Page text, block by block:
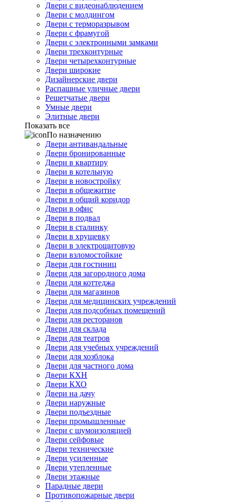
Двери с видеонаблюдением
Двери с молдингом
Двери с терморазрывом
Двери с фрамугой
Двери с электронными замками
Двери трехконтурные
Двери четырехконтурные
Двери широкие
Дизайнерские двери
Распашные уличные двери
Решетчатые двери
Умные двери
Элитные двери
Показать все
По назначению
Двери антивандальные
Двери бронированные
Двери в квартиру
Двери в котельную
Двери в новостройку
Двери в общежитие
Двери в общий коридор
Двери в офис
Двери в подвал
Двери в сталинку
Двери в хрущевку
Двери в электрощитовую
Двери взломостойкие
Двери для гостиниц
Двери для загородного дома
Двери для коттеджа
Двери для магазинов
Двери для медицинских учреждений
Двери для подсобных помещений
Двери для ресторанов
Двери для склада
Двери для театров
Двери для учебных учреждений
Двери для хозблока
Двери для частного дома
Двери КХН
Двери КХО
Двери на дачу
Двери наружные
Двери подъездные
Двери промышленные
Двери с шумоизоляцией
Двери сейфовые
Двери технические
Двери усиленные
Двери утепленные
Двери этажные
Парадные двери
Противопожарные двери